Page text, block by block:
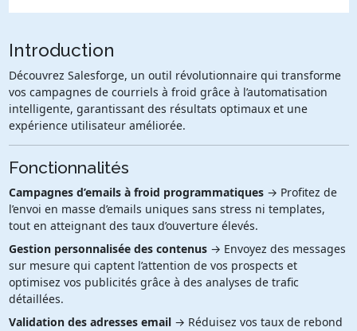
Introduction
Découvrez Salesforge, un outil révolutionnaire qui transforme
vos campagnes de courriels à froid grâce à l’automatisation
intelligente, garantissant des résultats optimaux et une
expérience utilisateur améliorée.
Fonctionnalités
Campagnes d’emails à froid programmatiques→ Profitez de
l’envoi en masse d’emails uniques sans stress ni templates,
tout en atteignant des taux d’ouverture élevés.
Gestion personnalisée des contenus→ Envoyez des messages
sur mesure qui captent l’attention de vos prospects et
optimisez vos publicités grâce à des analyses de trafic
détaillées.
Validation des adresses email→ Réduisez vos taux de rebond